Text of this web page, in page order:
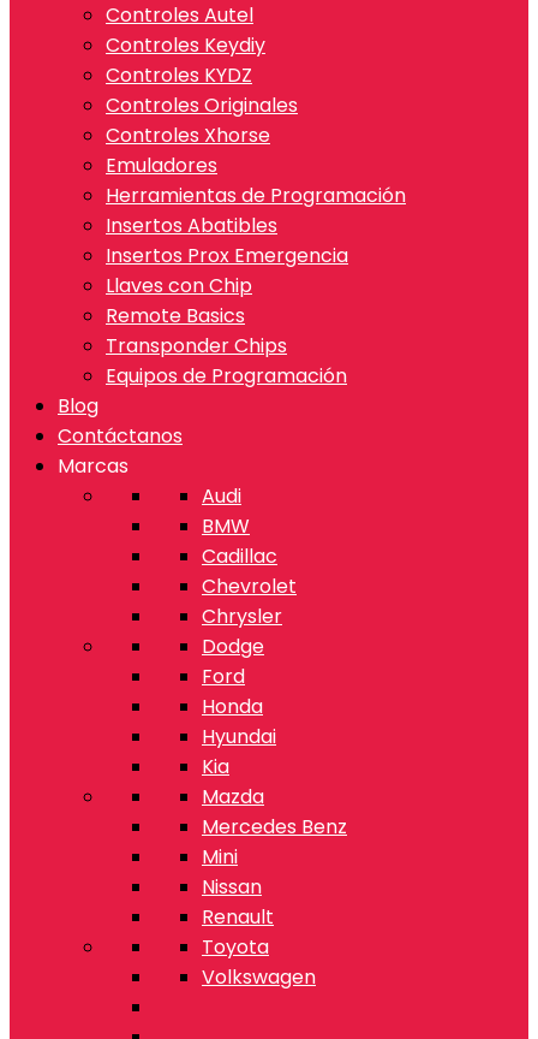
Controles Autel
Controles Keydiy
Controles KYDZ
Controles Originales
Controles Xhorse
Emuladores
Herramientas de Programación
Insertos Abatibles
Insertos Prox Emergencia
Llaves con Chip
Remote Basics
Transponder Chips
Equipos de Programación
Blog
Contáctanos
Marcas
Audi
BMW
Cadillac
Chevrolet
Chrysler
Dodge
Ford
Honda
Hyundai
Kia
Mazda
Mercedes Benz
Mini
Nissan
Renault
Toyota
Volkswagen